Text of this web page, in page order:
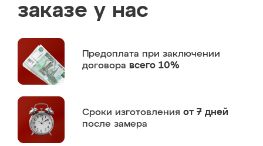
заказе у нас
Предоплата при заключении
договора всего 10%
Сроки изготовления от 7 дней
после замера